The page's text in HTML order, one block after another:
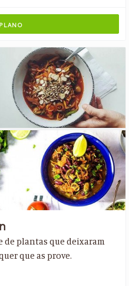
de plantas que deixaram
que as prove.